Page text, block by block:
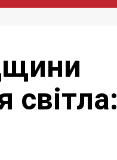
світла: